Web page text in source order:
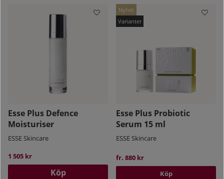
Esse Plus Defence
Moisturiser
ESSE Skincare
1 505 kr
Köp
Nyhet
Esse Plus Probiotic
Serum 15 ml
ESSE Skincare
fr. 880 kr
Köp